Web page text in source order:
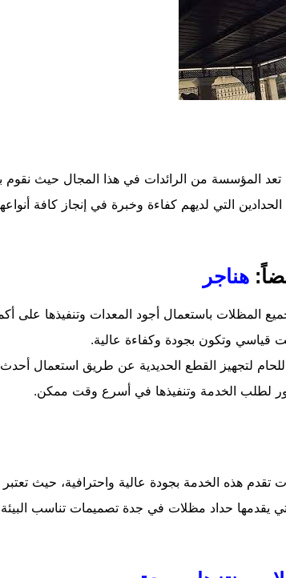
تعد المؤسسة من الرائدات في هذا المجال حيث
التي لديهم كفاءة وخبرة في إنجاز كافة
هناجر
المظلات باستعمال أجود المعدات وتنفيذها على
قياسي وتكون بجودة وكفاءة عالية.
لتجهيز القطع الحديدية عن طريق استعمال أحدث
لطلب الخدمة وتنفيذها في أسرع وقت ممكن.
الخدمة بجودة عالية واحترافية، حيث تعتبر
يقدمها حداد مظلات في جدة تصميمات تناسب البيئة